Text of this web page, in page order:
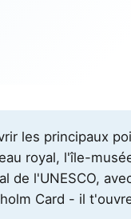
les principaux
royal, l'île-
de l'UNESCO,
Card - il